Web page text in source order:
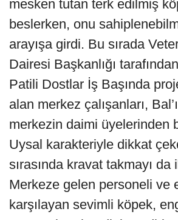
mesken tutan terk edilmiş
beslerken, onu
arayışa girdi. Bu sırada
Dairesi Başkanlığı
Patili Dostlar İş Başında
alan merkez çalışanları,
merkezin daimi üyelerinden
Uysal karakteriyle dikkat
sırasında kravat takmayı
Merkeze gelen personeli ve
karşılayan sevimli köpek,